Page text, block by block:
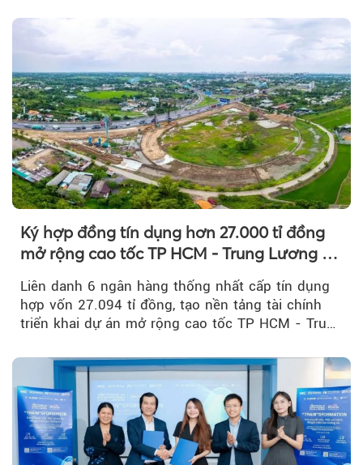
Ký hợp đồng tín dụng hơn 27.000 tỉ đồng
mở rộng cao tốc TP HCM - Trung Lương -
Liên danh 6 ngân hàng thống nhất cấp tín dụng
hợp vốn 27.094 tỉ đồng, tạo nền tảng tài chính
triển khai dự án mở rộng cao tốc TP HCM - Trung
kết nối TP HCM với Đồng bằng sông Cửu Long.